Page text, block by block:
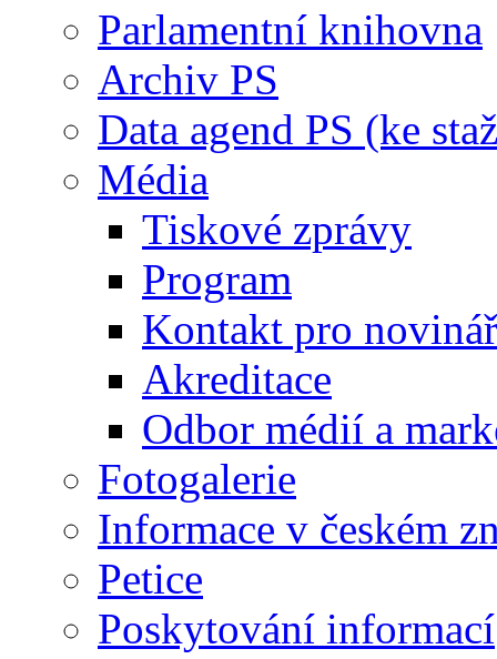
Parlamentní knihovna
Archiv PS
Data agend PS (ke
Média
Tiskové zprávy
Program
Kontakt pro
Akreditace
Odbor médií a
Fotogalerie
Informace v českém
Petice
Poskytování informací